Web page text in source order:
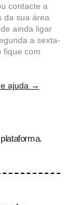
contacte a
da sua área
ainda ligar
a sexta-
fique com
ajuda →